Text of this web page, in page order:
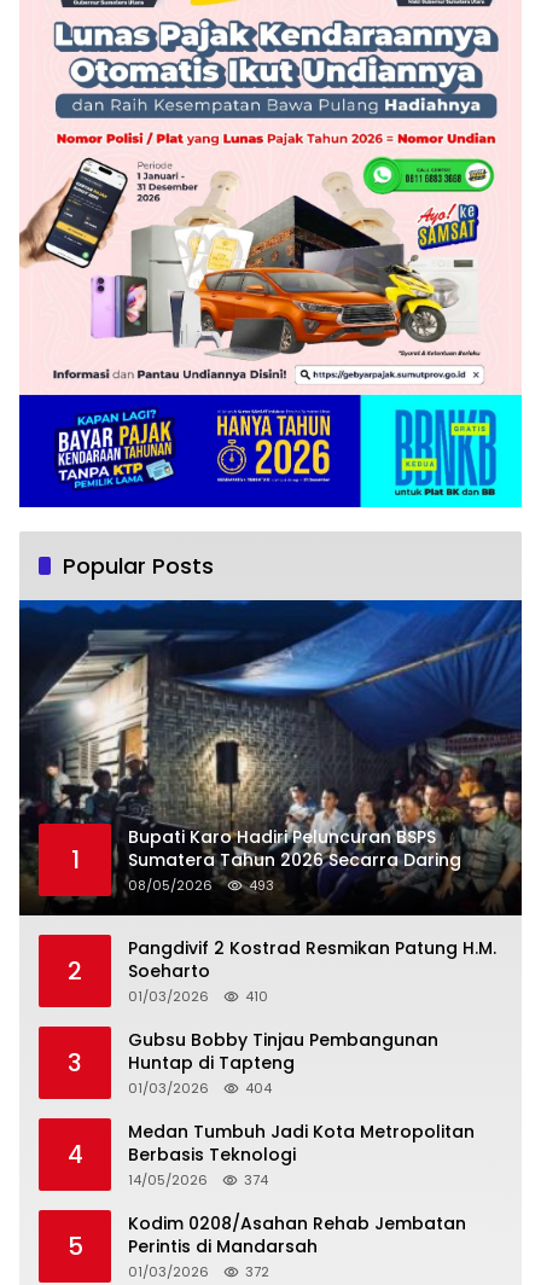
Popular Posts
1
Bupati Karo Hadiri Peluncuran BSPS
Sumatera Tahun 2026 Secarra Daring
08/05/2026 493
2
Pangdivif 2 Kostrad Resmikan Patung H.M.
Soeharto
01/03/2026 410
3
Gubsu Bobby Tinjau Pembangunan
Huntap di Tapteng
01/03/2026 404
4
Medan Tumbuh Jadi Kota Metropolitan
Berbasis Teknologi
14/05/2026 374
5
Kodim 0208/Asahan Rehab Jembatan
Perintis di Mandarsah
01/03/2026 372